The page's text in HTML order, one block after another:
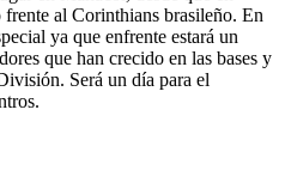
al Corinthians brasileño. En
ya que enfrente estará un
que han crecido en las bases y
Será un día para el